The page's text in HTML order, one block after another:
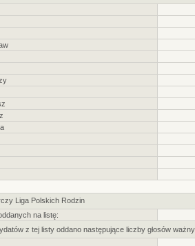
Liga Polskich Rodzin
na listę:
z tej listy oddano następujące liczby głosów